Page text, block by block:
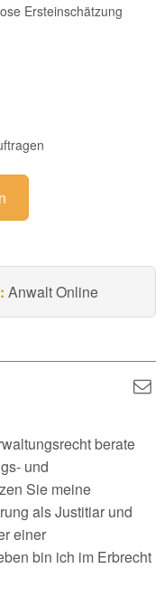
Ersteinschätzung
Anwalt Online
berate
und
Sie meine
als Justitiar und
einer
bin ich im Erbrecht